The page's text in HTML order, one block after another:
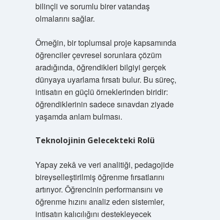
bilinçli ve sorumlu birer vatandaş
olmalarını sağlar.
Örneğin, bir toplumsal proje kapsamında
öğrenciler çevresel sorunlara çözüm
aradığında, öğrendikleri bilgiyi gerçek
dünyaya uyarlama fırsatı bulur. Bu süreç,
intisatın en güçlü örneklerinden biridir:
öğrendiklerinin sadece sınavdan ziyade
yaşamda anlam bulması.
Teknolojinin Gelecekteki Rolü
Yapay zekâ ve veri analitiği, pedagojide
bireyselleştirilmiş öğrenme fırsatlarını
artırıyor. Öğrencinin performansını ve
öğrenme hızını analiz eden sistemler,
intisatın kalıcılığını destekleyecek